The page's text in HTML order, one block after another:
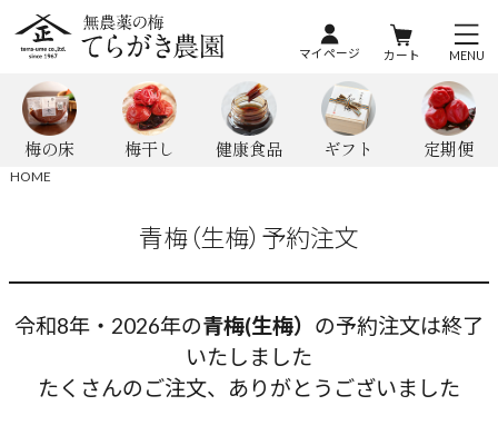
マイページ カート MENU
梅の床 梅干し 健康食品 ギフト 定期便
HOME
青梅（生梅）予約注文
令和8年・2026年の青梅(生梅） の予約注文は終了
いたしました
たくさんのご注文、ありがとうございました